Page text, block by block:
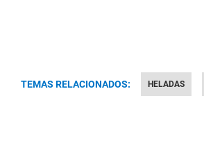
TEMAS RELACIONADOS: HELADAS